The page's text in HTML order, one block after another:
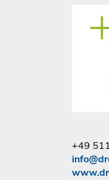
+49